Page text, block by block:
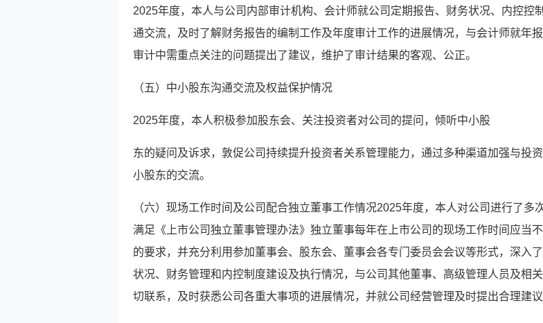
2025年度，本人与公司内部审计机构、会计师就公司定期报告、财务状况、内控控
通交流，及时了解财务报告的编制工作及年度审计工作的进展情况，与会计师就年报
审计中需重点关注的问题提出了建议，维护了审计结果的客观、公正。
（五）中小股东沟通交流及权益保护情况
2025年度，本人积极参加股东会、关注投资者对公司的提问，倾听中小股
东的疑问及诉求，敦促公司持续提升投资者关系管理能力，通过多种渠道加强与投
小股东的交流。
（六）现场工作时间及公司配合独立董事工作情况2025年度，本人对公司进行了多
满足《上市公司独立董事管理办法》独立董事每年在上市公司的现场工作时间应当
的要求，并充分利用参加董事会、股东会、董事会各专门委员会会议等形式，深入
状况、财务管理和内控制度建设及执行情况，与公司其他董事、高级管理人员及相
切联系，及时获悉公司各重大事项的进展情况，并就公司经营管理及时提出合理建议